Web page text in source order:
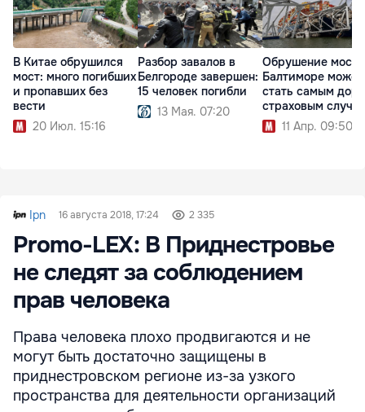
В Китае обрушился
мост: много погибших
и пропавших без
вести
20 Июл. 15:16
Разбор завалов в
Белгороде завершен:
15 человек погибли
13 Мая. 07:20
Обрушение
Балтиморе может
стать самым
страховым
11 Апр. 09:50
Ipn 16 августа 2018, 17:24 2 335
Promo-LEX: В Приднестровье
не следят за соблюдением
прав человека
Права человека плохо продвигаются и не
могут быть достаточно защищены в
приднестровском регионе из-за узкого
пространства для деятельности организаций